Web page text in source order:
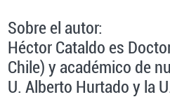
Sobre el autor:
Héctor Cataldo es
Chile) y académico de
U. Alberto Hurtado y la